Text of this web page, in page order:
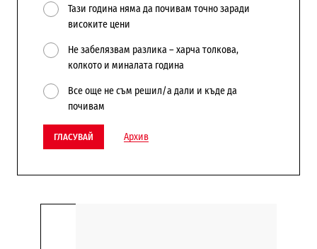
Тази година няма да почивам точно заради
високите цени
Не забелязвам разлика – харча толкова,
колкото и миналата година
Все още не съм решил/а дали и къде да
почивам
ГЛАСУВАЙ Архив